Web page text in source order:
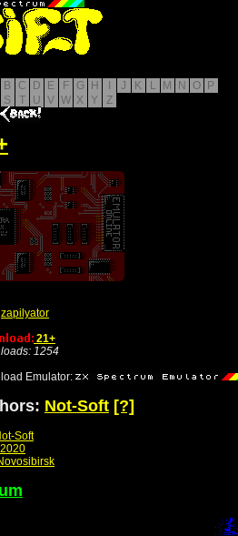
B C D E F G H J K L M N O
P
S T U V W X Y Z
zapilyator
21+
1254
Emulator:
Not-Soft [?]
Soft
2020